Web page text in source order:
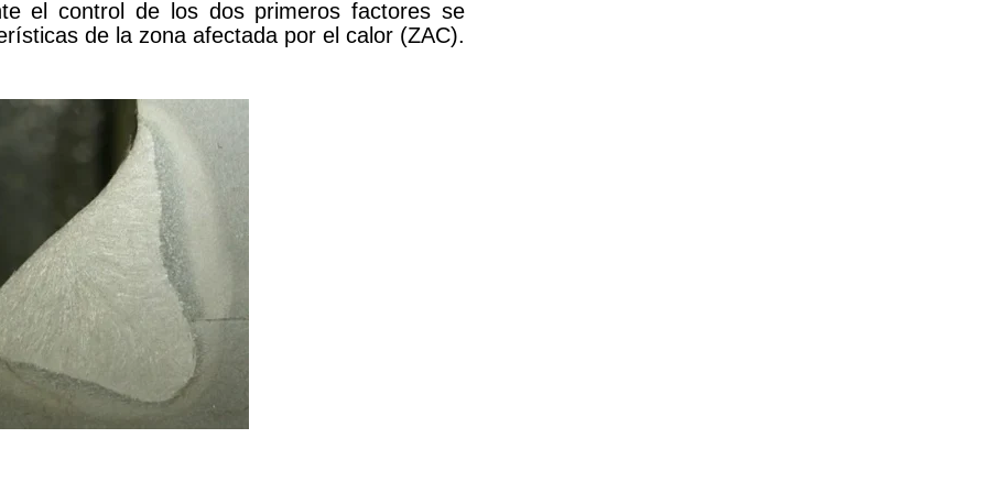
el control de los dos primeros factores se
de la zona afectada por el calor (ZAC).